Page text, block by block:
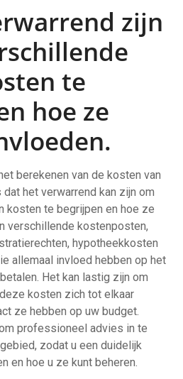
zijn
te
hoe ze
berekenen van de kosten van
het verwarrend kan zijn om
kosten te begrijpen en hoe ze
verschillende kostenposten,
hypotheekkosten
allemaal invloed hebben op het
Het kan lastig zijn om
kosten zich tot elkaar
ze hebben op uw budget.
professioneel advies in te
zodat u een duidelijk
en hoe u ze kunt beheren.